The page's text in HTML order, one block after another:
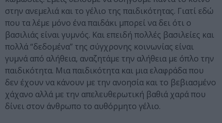
στην ανεμελιά και το γέλιο της παιδικότητας. Γιατί εδώ
που τα λέμε μόνο ένα παιδάκι μπορεί να δει ότι ο
βασιλιάς είναι γυμνός. Και επειδή πολλές βασιλείες και
πολλά “δεδομένα” της σύγχρονης κοινωνίας είναι
γυμνά από αλήθεια, αναζητάμε την αλήθεια με όπλο την
παιδικότητα. Μια παιδικότητα και μια ελαφράδα που
δεν έχουν να κάνουν με την ανοησία και το βεβιασμένο
χάχανο αλλά με την απελευθερωτική βαθιά χαρά που
δίνει στον άνθρωπο το αυθόρμητο γέλιο.